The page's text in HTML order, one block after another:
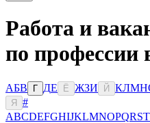
Работа и
по профессии
АБВ Г ДЕ Ё ЖЗИ Й КЛМН
Я
#
ABCDEFGHIJKLMNOPQRST